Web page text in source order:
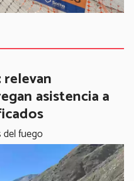
asistencia a
del fuego